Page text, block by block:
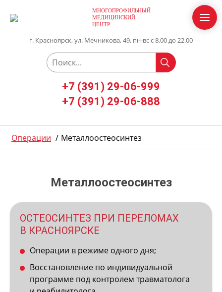
МНОГОПРОФИЛЬНЫЙ
МЕДИЦИНСКИЙ
ЦЕНТР
г. Красноярск, ул. Мечникова, 49, пн-вс с 8.00 до 22.00
+7 (391) 29-06-999
+7 (391) 29-06-888
Операции / Металлоостеосинтез
Металлоостеосинтез
ОСТЕОСИНТЕЗ ПРИ ПЕРЕЛОМАХ
В КРАСНОЯРСКЕ
Операции в режиме одного дня;
Восстановление по индивидуальной
программе под контролем травматолога